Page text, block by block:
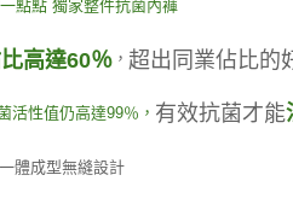
點點 獨家整件抗菌內褲
高達60％， 超出同業佔比的
活性值仍高達99％， 有效抗菌才能
體成型無縫設計